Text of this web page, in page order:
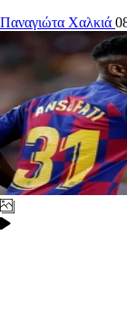
Παναγιώτα Χαλκιά